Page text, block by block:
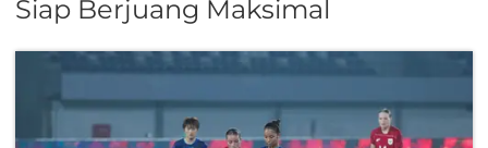
Siap Berjuang Maksimal